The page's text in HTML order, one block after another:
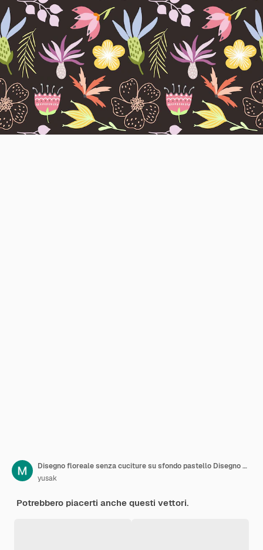
Disegno floreale senza cuciture su sfondo pastello Disegno florale carino per tessuto da carta da parati
yusak
Potrebbero piacerti anche questi vettori.